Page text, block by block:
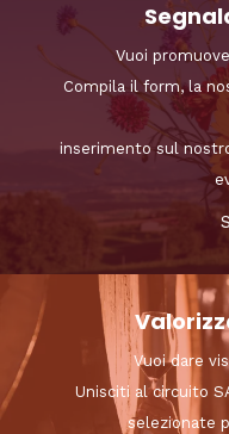
Vuoi
Compila il form, la
inserimento sul
Vuoi dare
Unisciti al circuito
selezionate